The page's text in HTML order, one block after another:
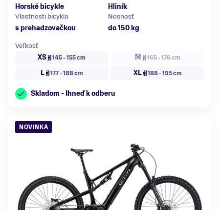
Horské bicykle
Hliník
Vlastnosti bicykla
s prehadzovačkou
Nosnosť
do 150 kg
Veľkosť
XS
145 - 155 cm M 165 - 176 cm
L 177 - 188 cm XL 188 - 195 cm
Skladom - Ihneď k odberu
NOVINKA